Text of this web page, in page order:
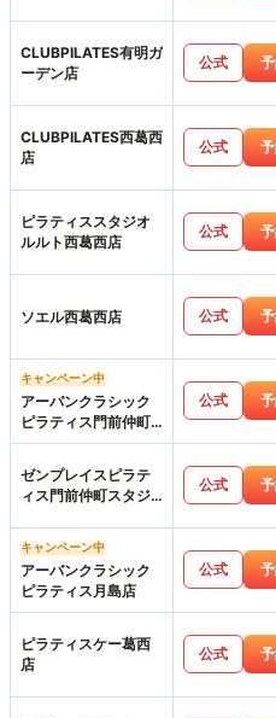
CLUBPILATES有明ガ
ーデン店
公式
CLUBPILATES西葛西
店
公式
ピラティススタジオ
ルルト西葛西店
公式
ソエル西葛西店 公式
キャンペーン中
アーバンクラシック
ピラティス門前仲町
店
公式
ゼンプレイスピラテ
ィス門前仲町スタジ
公式
キャンペーン中
アーバンクラシック
ピラティス月島店
公式
ピラティスケー葛西
店
公式